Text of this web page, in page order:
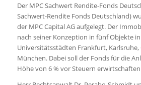
Der MPC Sachwert Rendite-Fonds
Sachwert-Rendite Fonds Deutschland)
der MPC Capital AG aufgelegt. Der
nach seiner Konzeption in fünf Objekte
Universitätsstädten Frankfurt, Karlsruhe,
München. Dabei soll der Fonds für die
Höhe von 6 % vor Steuern